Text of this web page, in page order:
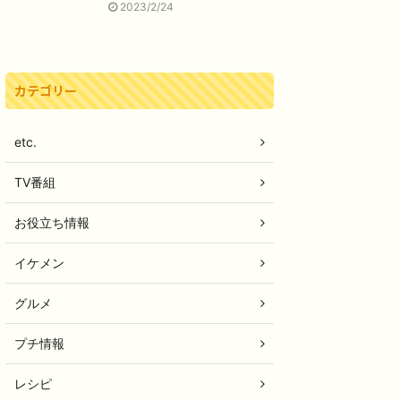
2023/2/24
カテゴリー
etc.
TV番組
お役立ち情報
イケメン
グルメ
プチ情報
レシピ